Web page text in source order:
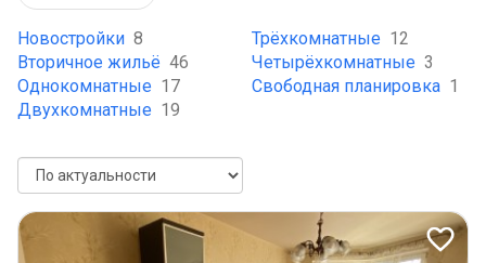
Новостройки 8
Вторичное жильё 46
Однокомнатные 17
Двухкомнатные 19
Трёхкомнатные 12
Четырёхкомнатные 3
Свободная планировка 1